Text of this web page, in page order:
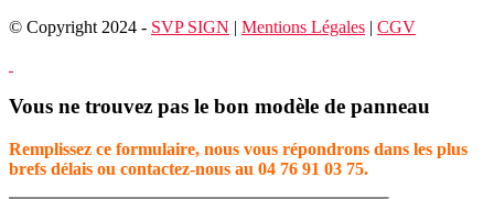
© Copyright 2024 - SVP SIGN | Mentions Légales | CGV
Vous ne trouvez pas le bon modèle de panneau
Remplissez ce formulaire, nous vous répondrons dans les plus
brefs délais ou contactez-nous au 04 76 91 03 75.